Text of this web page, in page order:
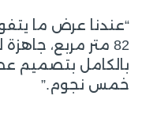
“عندنا عرض ما
82 متر مربع،
بالكامل بتصميم
خمس نجوم.”